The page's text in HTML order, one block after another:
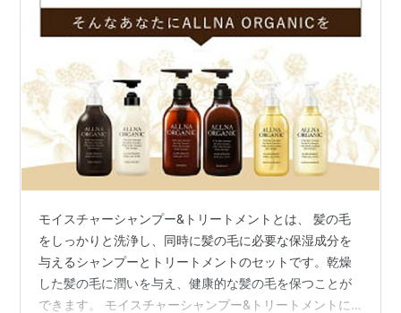
モイスチャーシャンプー&トリートメントとは、 髪の毛
をしっかりと洗浄し、同時に髪の毛に必要な保湿成分を
与えるシャンプーとトリートメントのセットです。乾燥
した髪の毛に潤いを与え、健康的な髪の毛を保つことが
できます。 モイスチャーシャンプー&トリートメントに